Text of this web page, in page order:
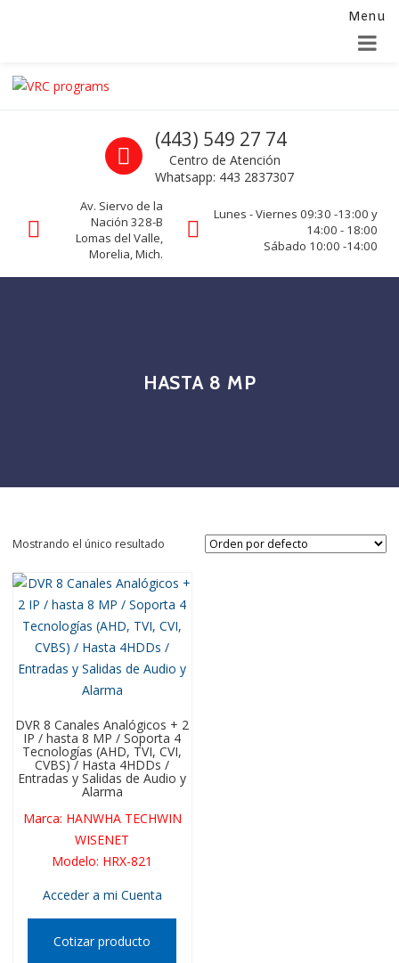
Menu
Skip to navigation
Skip to content
La seguridad de su empresa es nuestro negocio.
Call us
(443) 549 27 74
Centro de Atención
Whatsapp: 443 2837307
Av. Siervo de la
Nación 328-B
Lomas del Valle,
Morelia, Mich.
Lunes - Viernes 09:30 -13:00 y
14:00 - 18:00
Sábado 10:00 -14:00
HASTA 8 MP
Mostrando el único resultado
DVR 8 Canales Analógicos + 2
IP / hasta 8 MP / Soporta 4
Tecnologías (AHD, TVI, CVI,
CVBS) / Hasta 4HDDs /
Entradas y Salidas de Audio y
Alarma
Marca: HANWHA TECHWIN
WISENET
Modelo: HRX-821
Acceder a mi Cuenta
Cotizar producto